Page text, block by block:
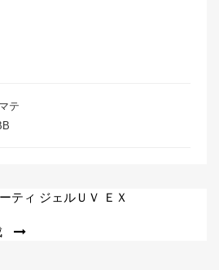
テ
ティ ジェルＵＶ ＥＸ